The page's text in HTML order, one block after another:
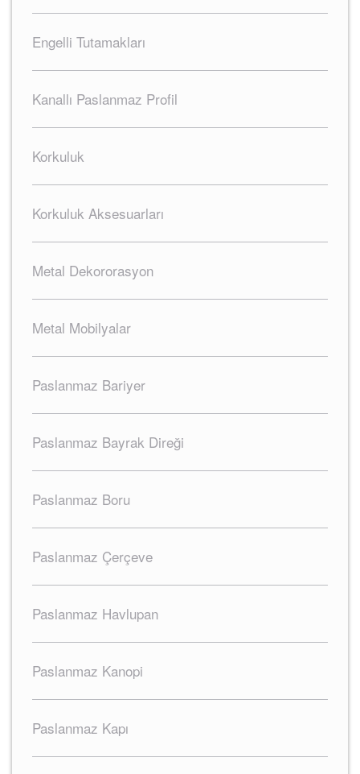
Engelli Tutamakları
Kanallı Paslanmaz Profil
Korkuluk
Korkuluk Aksesuarları
Metal Dekororasyon
Metal Mobilyalar
Paslanmaz Bariyer
Paslanmaz Bayrak Direği
Paslanmaz Boru
Paslanmaz Çerçeve
Paslanmaz Havlupan
Paslanmaz Kanopi
Paslanmaz Kapı